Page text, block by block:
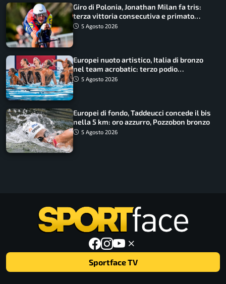
Giro di Polonia, Jonathan Milan fa tris:
terza vittoria consecutiva e primato
rafforzato
5 Agosto 2026
Europei nuoto artistico, Italia di bronzo
nel team acrobatic: terzo podio
consecutivo
5 Agosto 2026
Europei di fondo, Taddeucci concede il bis
nella 5 km: oro azzurro, Pozzobon bronzo
5 Agosto 2026
Sportface TV